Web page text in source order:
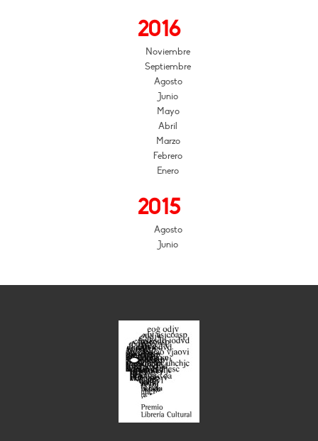
2016
Noviembre
Septiembre
Agosto
Junio
Mayo
Abril
Marzo
Febrero
Enero
2015
Agosto
Junio